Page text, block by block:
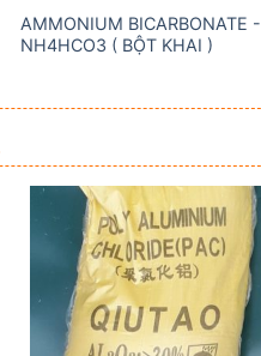
AMMONIUM BICARBONATE -
NH4HCO3 ( BỘT KHAI )
Add to
wishlist